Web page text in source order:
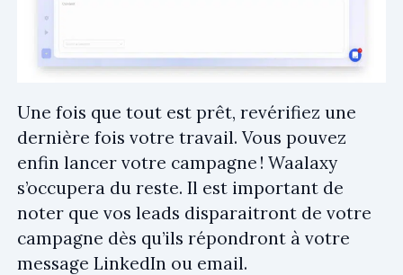
Une fois que tout est prêt, revérifiez une
dernière fois votre travail. Vous pouvez
enfin lancer votre campagne ! Waalaxy
s’occupera du reste. Il est important de
noter que vos leads disparaitront de votre
campagne dès qu’ils répondront à votre
message LinkedIn ou email.